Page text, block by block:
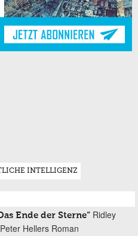
INTELLIGENZ
Ende der Sterne“ Ridley
Hellers Roman